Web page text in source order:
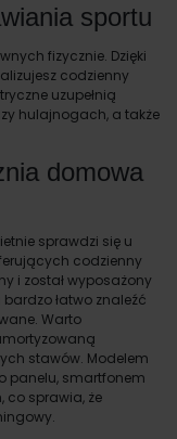
sportu
fizycznie. Dzięki
codzienny
uzupełnią
hulajnogach, a także
domowa
sprawdzi się u
codzienny
i został wyposażony
łatwo znaleźć
Warto
stawów. Modelem
panelu, smartfonem
co sprawia, że